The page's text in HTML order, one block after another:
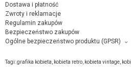
Dostawa i płatność
Zwroty i reklamacje
Regulamin zakupów
Bezpieczeństwo zakupów
Ogólne bezpieczeństwo produktu (GPSR)
Adriana Laube, ul. 1 Maja 2/2, 42-500 Będzin,
Tagi:grafika kobieta kobieta retro kobieta vintage